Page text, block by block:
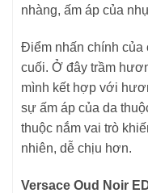
nhàng, ấm áp của
Điểm nhấn chính
cuối. Ở đây trầm
mình kết hợp với
sự ấm áp của da
thuộc nắm vai trò
nhiên, dễ chịu hơn.
Versace Oud Noir